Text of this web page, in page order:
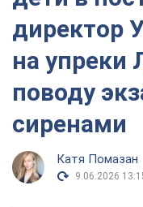
директор
на упреки
поводу
сиренами
Катя Помазан
9.06.2026